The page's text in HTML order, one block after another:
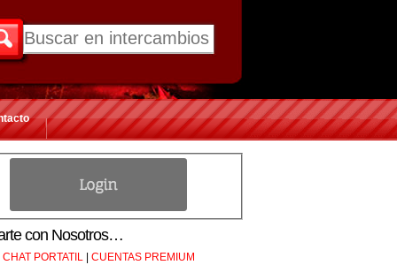
con Nosotros…
CHAT PORTATIL | CUENTAS PREMIUM